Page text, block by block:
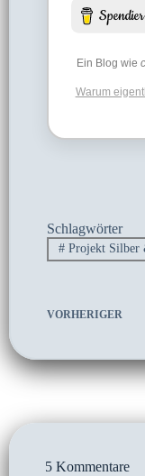
Ein Blog wie
Warum
Schlagwörter
#Projekt Silber
VORHERIGER
5 Kommentare